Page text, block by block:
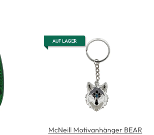
AUF LAGER
McNeill Motivanhänger BEAR